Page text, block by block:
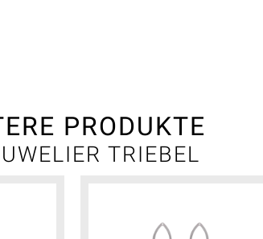
PRODUKTE
TRIEBEL